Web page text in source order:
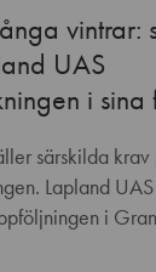
vintrar:
UAS
i sina
särskilda krav
Lapland
i